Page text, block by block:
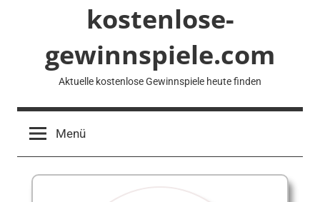
kostenlose-
gewinnspiele.com
Aktuelle kostenlose Gewinnspiele heute finden
Menü